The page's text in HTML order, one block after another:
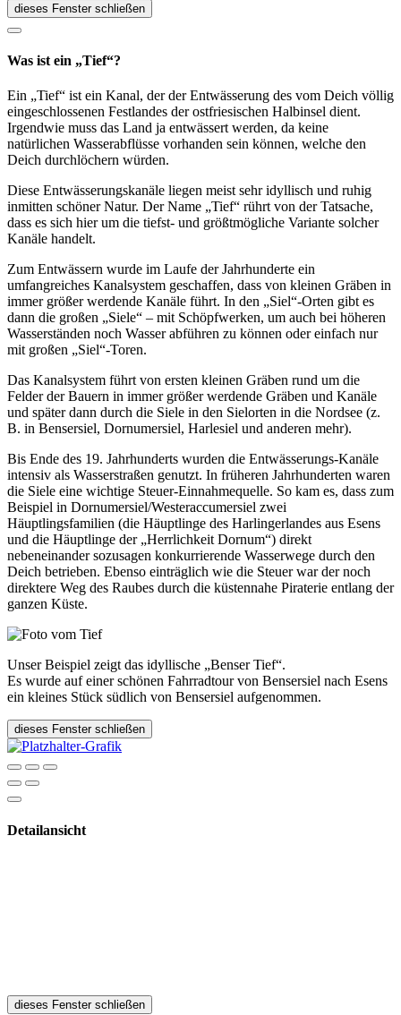
dieses Fenster schließen
Was ist ein „Tief“?
Ein „Tief“ ist ein Kanal, der der Entwässerung des vom Deich völlig
eingeschlossenen Festlandes der ostfriesischen Halbinsel dient.
Irgendwie muss das Land ja entwässert werden, da keine
natürlichen Wasserabflüsse vorhanden sein können, welche den
Deich durchlöchern würden.
Diese Entwässerungskanäle liegen meist sehr idyllisch und ruhig
inmitten schöner Natur. Der Name „Tief“ rührt von der Tatsache,
dass es sich hier um die tiefst- und größtmögliche Variante solcher
Kanäle handelt.
Zum Entwässern wurde im Laufe der Jahrhunderte ein
umfangreiches Kanalsystem geschaffen, dass von kleinen Gräben in
immer größer werdende Kanäle führt. In den „Siel“-Orten gibt es
dann die großen „Siele“ – mit Schöpfwerken, um auch bei höheren
Wasserständen noch Wasser abführen zu können oder einfach nur
mit großen „Siel“-Toren.
Das Kanalsystem führt von ersten kleinen Gräben rund um die
Felder der Bauern in immer größer werdende Gräben und Kanäle
und später dann durch die Siele in den Sielorten in die Nordsee (z.
B. in Bensersiel, Dornumersiel, Harlesiel und anderen mehr).
Bis Ende des 19. Jahrhunderts wurden die Entwässerungs-Kanäle
intensiv als Wasserstraßen genutzt. In früheren Jahrhunderten waren
die Siele eine wichtige Steuer-Einnahmequelle. So kam es, dass zum
Beispiel in Dornumersiel/Westeraccumersiel zwei
Häuptlingsfamilien (die Häuptlinge des Harlingerlandes aus Esens
und die Häuptlinge der „Herrlichkeit Dornum“) direkt
nebeneinander sozusagen konkurrierende Wasserwege durch den
Deich betrieben. Ebenso einträglich wie die Steuer war der noch
direktere Weg des Raubes durch die küstennahe Piraterie entlang der
ganzen Küste.
Unser Beispiel zeigt das idyllische „Benser Tief“.
Es wurde auf einer schönen Fahrradtour von Bensersiel nach Esens
ein kleines Stück südlich von Bensersiel aufgenommen.
dieses Fenster schließen
Detailansicht
dieses Fenster schließen